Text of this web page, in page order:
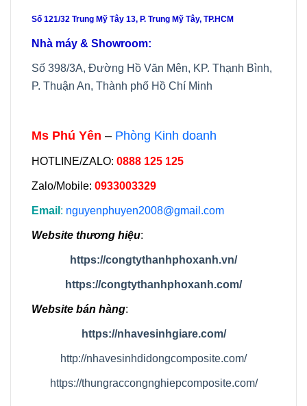
Số 121/32 Trung Mỹ Tây 13, P. Trung Mỹ Tây, TP.HCM
Nhà máy & Showroom:
Số 398/3A, Đường Hồ Văn Mên, KP. Thạnh Bình,
P. Thuận An, Thành phố Hồ Chí Minh
Ms Phú Yên – Phòng Kinh doanh
HOTLINE/ZALO: 0888 125 125
Zalo/Mobile: 0933003329
Email : nguyenphuyen2008@gmail.com
Website thương hiệu:
https://congtythanhphoxanh.vn/
https://congtythanhphoxanh.com/
Website bán hàng:
https://nhavesinhgiare.com/
http://nhavesinhdidongcomposite.com/
https://thungraccongnghiepcomposite.com/